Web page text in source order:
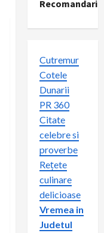
Recomandari
Cutremur
Cotele
Dunarii
PR 360
Citate
celebre si
proverbe
Rețete
culinare
delicioase
Vremea in
Judetul